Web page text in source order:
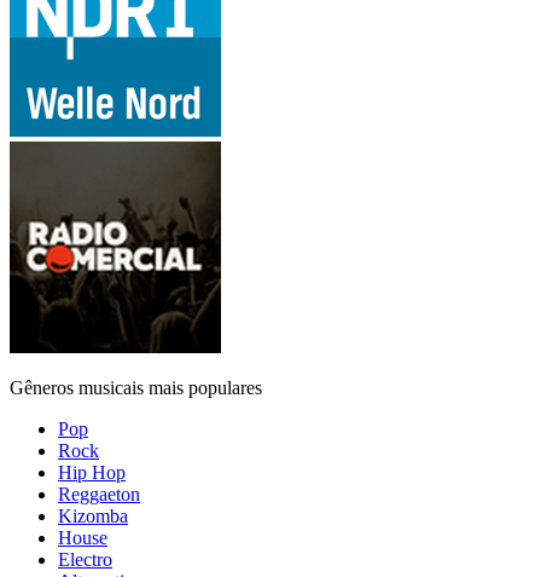
Gêneros musicais mais populares
Pop
Rock
Hip Hop
Reggaeton
Kizomba
House
Electro